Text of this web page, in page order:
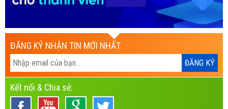
ĐĂNG KÝ NHẬN TIN MỚI NHẤT
Kết nối & Chia sẻ: